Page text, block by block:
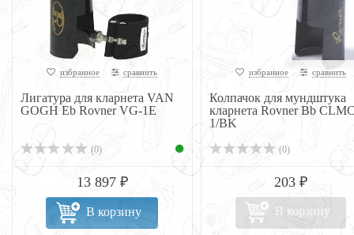
избранное сравнить
Лигатура для кларнета VAN
GOGH Eb Rovner VG-1E
(0)
13 897 ₽
В корзину
избранное сравнить
Колпачок для мундштука
кларнета Rovner Bb
1/BK
(0)
203 ₽
В корзину